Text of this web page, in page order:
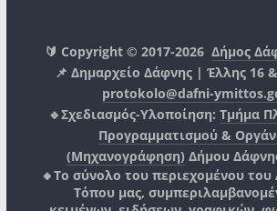
🔰 Copyright © 2017-2026Δήμος
📌 Δημαρχείο Δάφνης | Έλλης 16
protokolo@dafni-
🔹Σχεδιασμός-Υλοποίηση: Τμήμα
Προγραμματισμού &
(Μηχανογράφηση) Δήμου
🔸Το σύνολο του περιεχομένου του
Τόπου μας,